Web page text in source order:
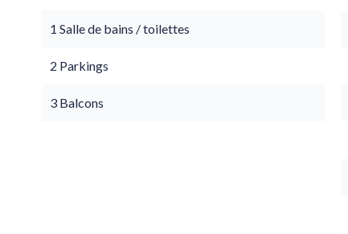
1 Salle de bains / toilettes
2 Parkings
3 Balcons